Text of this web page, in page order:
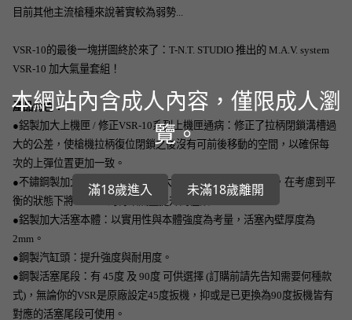
目前其他主流槍種來說著實較為弱勢...
VSR-10的最後一塊拼圖終於來了：T-N.T. STUDIO 推出的 M.A.V. system
VSR-10 加大氣量套組！
產品特色：
●鋁製加大上機匣 / 修正VSR-10系列上機匣通病：修正了拉柄閉鎖溝槽過
大的公差，使槍機拉柄復位閉鎖之後沒有可前後移動的空間，以確保每
次的上彈位置更加一致。
●不鏽鋼製加大氣量汽缸：汽缸加大及修正了汽缸開槽位置，在考慮到平
衡的狀態下將VSR-10的有效氣量提升到極限。
●鋁製加大活塞本體：以實用性與本體強度為考量，活塞內壁厚度為
2mm。
●鋼製汽缸頭：提升強度與耐用度。
●鋼製活塞尾段：有 45度 及 90度 可供選擇 (訂購前請先告知需要何種款
式)，無論你的VSR是原廠設定45度扳機，抑或是已更換為90度扳機皆有
對應的活塞尾段可使用。
本網站內含成人內容，僅限成人瀏
覽。
滿18歲進入 未滿18歲離開